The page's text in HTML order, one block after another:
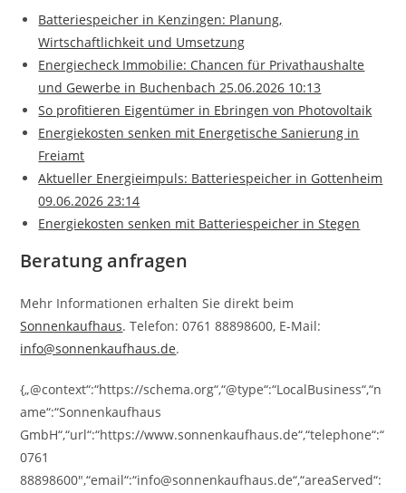
Batteriespeicher in Kenzingen: Planung,
Wirtschaftlichkeit und Umsetzung
Energiecheck Immobilie: Chancen für Privathaushalte
und Gewerbe in Buchenbach 25.06.2026 10:13
So profitieren Eigentümer in Ebringen von Photovoltaik
Energiekosten senken mit Energetische Sanierung in
Freiamt
Aktueller Energieimpuls: Batteriespeicher in Gottenheim
09.06.2026 23:14
Energiekosten senken mit Batteriespeicher in Stegen
Beratung anfragen
Mehr Informationen erhalten Sie direkt beim
Sonnenkaufhaus. Telefon: 0761 88898600, E-Mail:
info@sonnenkaufhaus.de.
{„@context“:“https://schema.org“,“@type“:“LocalBusiness“,“n
ame“:“Sonnenkaufhaus
GmbH“,“url“:“https://www.sonnenkaufhaus.de“,“telephone“:“
0761
88898600″,“email“:“info@sonnenkaufhaus.de“,“areaServed“: